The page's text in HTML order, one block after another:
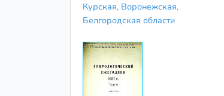
Курская, Воронежская,
Белгородская области